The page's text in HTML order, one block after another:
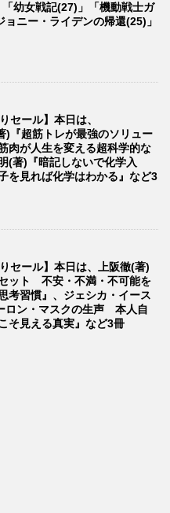
幼女戦記(27)」「機動戦士ガ
ョニー・ライデンの帰還(25)」
セール】本日は、
『超筋トレが最強のソリュー
肉が人生を変える超科学的な
(著)『暗記しないで化学入
見れば化学はわかる』など3
セール】本日は、上阪徹(著)
セット 不安・不満・不可能を
考習慣』、ジェシカ・イース
ロン・マスクの生声 本人自
そ見える真実』など3冊